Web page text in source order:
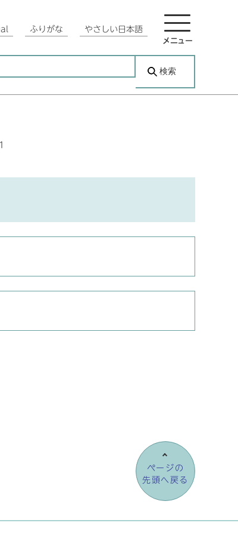
ふりがな やさしい日本語
メニュー
検索
ページの
先頭へ戻る